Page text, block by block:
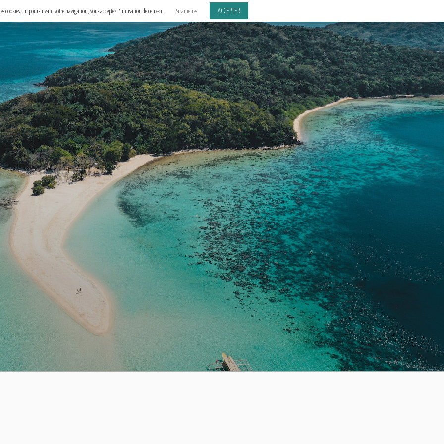
cookies. En poursuivant votre navigation, vous acceptez l'utilisation de ceux-ci. Paramètres ACCEPTER